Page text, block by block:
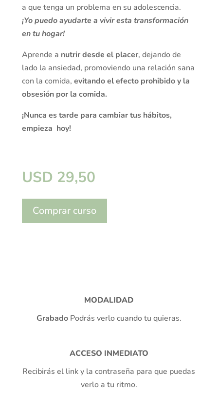
a que tenga un problema en su adolescencia.
¡Yo puedo ayudarte a vivir esta transformación
en tu hogar!
Aprende a nutrir desde el placer, dejando de
lado la ansiedad, promoviendo una relación sana
con la comida, evitando el efecto prohibido y la
obsesión por la comida.
¡Nunca es tarde para cambiar tus hábitos,
empieza hoy!
USD 29,50
Comprar curso
t
v
:
MODALIDAD
GrabadoPodrás verlo cuando tu quieras.
ACCESO INMEDIATO
Recibirás el link y la contraseña para que puedas
verlo a tu ritmo.